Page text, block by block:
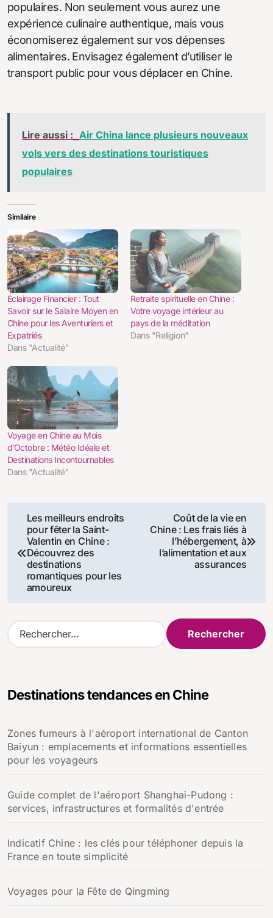
populaires. Non seulement vous aurez une
expérience culinaire authentique, mais vous
économiserez également sur vos dépenses
alimentaires. Envisagez également d’utiliser le
transport public pour vous déplacer en Chine.
Lire aussi : Air China lance plusieurs nouveaux
vols vers des destinations touristiques
populaires
Similaire
Éclairage Financier : Tout
Savoir sur le Salaire Moyen en
Chine pour les Aventuriers et
Expatriés
Dans "Actualité"
Retraite spirituelle en Chine :
Votre voyage intérieur au
pays de la méditation
Dans "Religion"
Voyage en Chine au Mois
d’Octobre : Météo Idéale et
Destinations Incontournables
Dans "Actualité"
Navigation
de
l’article
Les meilleurs endroits
pour fêter la Saint-
Valentin en Chine :
Découvrez des
destinations
romantiques pour les
amoureux
Coût de la vie en
Chine : Les frais liés à
l’hébergement, à
l’alimentation et aux
assurances
R
e
r
e
r
Destinations tendances en Chine
Zones fumeurs à l'aéroport international de Canton
Baiyun : emplacements et informations essentielles
pour les voyageurs
Guide complet de l'aéroport Shanghai-Pudong :
services, infrastructures et formalités d'entrée
Indicatif Chine : les clés pour téléphoner depuis la
France en toute simplicité
Voyages pour la Fête de Qingming